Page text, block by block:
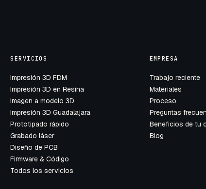
SERVICIOS
Impresión 3D FDM
Impresión 3D en Resina
Imagen a modelo 3D
Impresión 3D Guadalajara
Prototipado rápido
Grabado láser
Diseño de PCB
Firmware & Código
Todos los servicios
EMPRESA
Trabajo reciente
Materiales
Proceso
Preguntas
Beneficios de tu
Blog